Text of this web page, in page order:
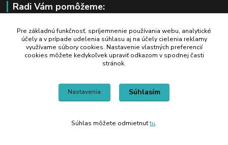
Radi Vám pomôžeme:
+421 908 700 612
po-pia: 8.00 - 16.00
business@jtf.sk
Pre základnú funkčnosť, spríjemnenie používania webu, analytické
účely a v prípade udelenia súhlasu aj na účely cielenia reklamy
využívame súbory cookies. Nastavenie vlastných preferencií
cookies môžete kedykoľvek upraviť odkazom v spodnej časti
stránok.
Nastavenia Súhlasím
Súhlas môžete odmietnuťtu.